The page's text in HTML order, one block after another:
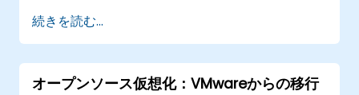
高度なネットワークおよびストレージ環境の
設定を実装できる。
仮想マシンの作成、管理、移行が可能にな
る。
続きを読む...
オープンソース仮想化：VMwareからの移行